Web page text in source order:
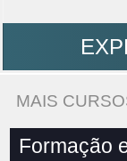
MAIS
Formação